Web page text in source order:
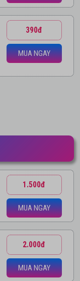
390đ
MUA NGAY
1.500đ
MUA NGAY
2.000đ
MUA NGAY